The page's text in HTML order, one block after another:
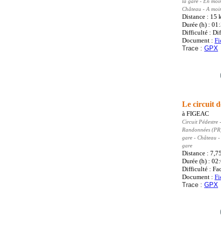
Château - A
Distance : 15
Durée (h) :
Difficulté :
Document :
Trace : GPX
Le circuit
à FIGEAC
Circuit Pédestre
Randonnées
gare - Château
gare
Distance :
Durée (h) :
Difficulté :
Document :
Trace : GPX